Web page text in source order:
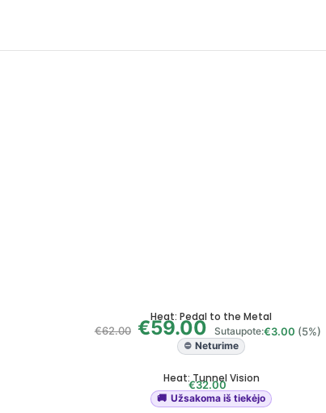
Heat: Pedal to the Metal
€62.00 €59.00 Sutaupote:€3.00 (5%)
Neturime
Heat: Tunnel Vision
€32.00
Užsakoma iš tiekėjo